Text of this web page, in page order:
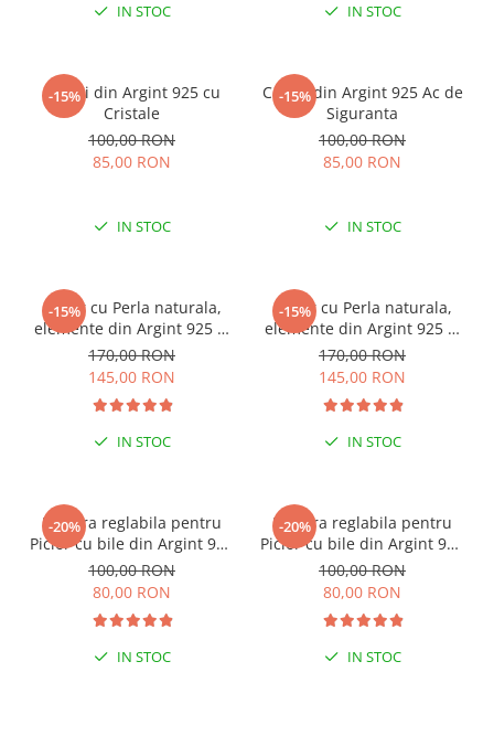
IN STOC IN STOC
-15%
Cercei din Argint 925 cu
Cristale
100,00 RON
85,00 RON
IN STOC
-15%
Cercei din Argint 925 Ac de
Siguranta
100,00 RON
85,00 RON
IN STOC
-15%
Colier cu Perla naturala,
elemente din Argint 925 si
margele Miyuki, multicolor
170,00 RON
145,00 RON
IN STOC
-15%
Colier cu Perla naturala,
elemente din Argint 925 si
margele Miyuki, verde/kiwi
170,00 RON
145,00 RON
IN STOC
-20%
Bratara reglabila pentru
Picior cu bile din Argint 925
si margele Miyuki rosii
100,00 RON
80,00 RON
IN STOC
-20%
Bratara reglabila pentru
Picior cu bile din Argint 925
si margele Miyuki verzi
100,00 RON
80,00 RON
IN STOC